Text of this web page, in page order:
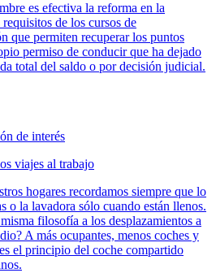
es efectiva la reforma en la
de los cursos de
que permiten recuperar los puntos
permiso de conducir que ha dejado
total del saldo o por decisión judicial.
de interés
viajes al trabajo
hogares recordamos siempre que lo
o la lavadora sólo cuando están llenos.
filosofía a los desplazamientos a
A más ocupantes, menos coches y
el principio del coche compartido